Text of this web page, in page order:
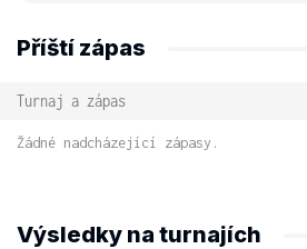
Příští zápas
Turnaj a zápas
Žádné nadcházející zápasy.
Výsledky na turnajích